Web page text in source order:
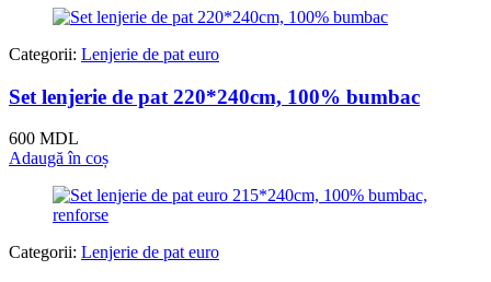
Categorii: Lenjerie de pat euro
Set lenjerie de pat 220*240cm, 100% bumbac
600 MDL
Adaugă în coș
Categorii: Lenjerie de pat euro